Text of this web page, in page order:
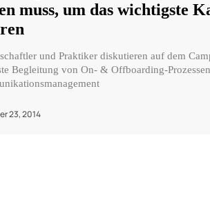
muss, um das wichtigste
und Praktiker diskutieren auf dem
Begleitung von On- & Offboarding-
23, 2014